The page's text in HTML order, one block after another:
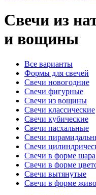
Свечи из
и вощины
Все варианты
Формы для свечей
Свечи новогодние
Свечи фигурные
Свечи из вощины
Свечи классические
Свечи кубические
Свечи пасхальные
Свечи
Свечи
Свечи в форме шара
Свечи в форме
Свечи вытянутые
Свечи в форме